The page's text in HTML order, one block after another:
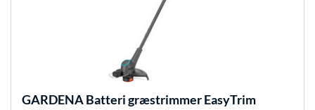
GARDENABatteri græstrimmer EasyTrim